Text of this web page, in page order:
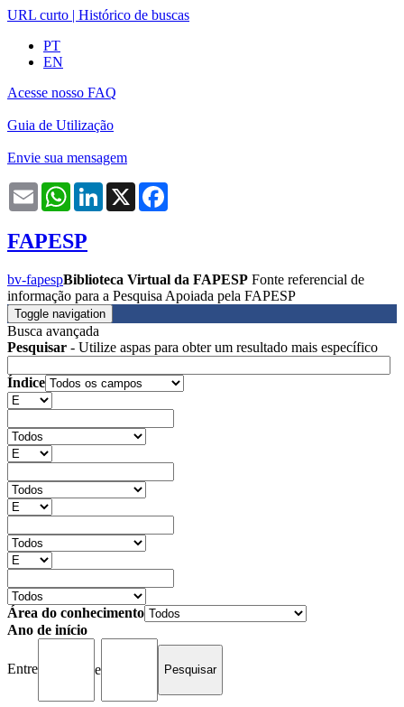
URL curto | Histórico de buscas
PT
EN
Acesse nosso FAQ
Guia de Utilização
Envie sua mensagem
Email WhatsAppLinkedIn
X
FAPESP
bv-fapespBiblioteca Virtual da FAPESP Fonte referencial de
informação para a Pesquisa Apoiada pela FAPESP
Toggle navigation
Busca avançada
Pesquisar - Utilize aspas para obter um resultado mais específico
Índice
Área do conhecimento
Ano de início
Entre e